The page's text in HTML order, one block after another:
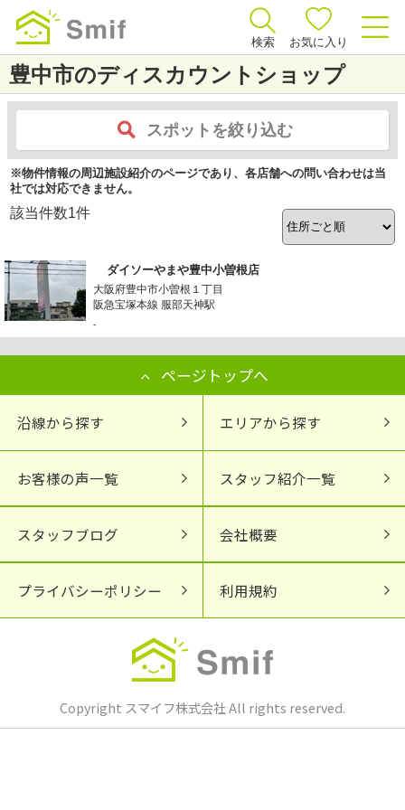
検索 お気に入り
豊中市のディスカウントショップ
スポットを絞り込む
※物件情報の周辺施設紹介のページであり、各店舗への問い合わせは当
社では対応できません。
該当件数1件
ダイソーやまや豊中小曽根店
大阪府豊中市小曽根１丁目
阪急宝塚本線 服部天神駅
-
ページトップへ
沿線から探す エリアから探す
お客様の声一覧 スタッフ紹介一覧
スタッフブログ 会社概要
プライバシーポリシー 利用規約
Copyright スマイフ株式会社 All rights reserved.